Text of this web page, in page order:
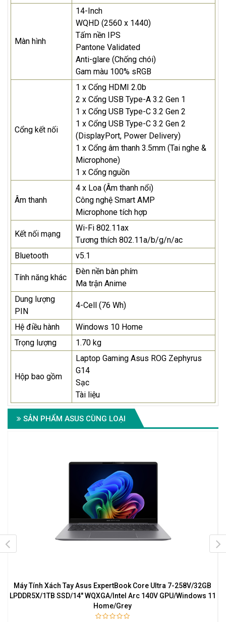
Màn hình
14-Inch
WQHD (2560 x 1440)
Tấm nền IPS
Pantone Validated
Anti-glare (Chống chói)
Gam màu 100% sRGB
Cổng kết nối
1 x Cổng HDMI 2.0b
2 x Cổng USB Type-A 3.2 Gen 1
1 x Cổng USB Type-C 3.2 Gen 2
1 x Cổng USB Type-C 3.2 Gen 2
(DisplayPort, Power Delivery)
1 x Cổng âm thanh 3.5mm (Tai nghe &
Microphone)
1 x Cổng nguồn
Âm thanh
4 x Loa (Âm thanh nổi)
Công nghệ Smart AMP
Microphone tích hợp
Kết nối mạng
Wi-Fi 802.11ax
Tương thích 802.11a/b/g/n/ac
Bluetooth
v5.1
Tính năng khác
Đèn nền bàn phím
Ma trận Anime
Dung lượng
PIN
4-Cell (76 Wh)
Hệ điều hành
Windows 10 Home
Trọng lượng
1.70 kg
Hộp bao gồm
Laptop Gaming Asus ROG Zephyrus
G14
Sạc
Tài liệu
SẢN PHẨM ASUS CÙNG LOẠI
Máy Tính Xách Tay Asus ExpertBook Core Ultra 7-258V/32GB
LPDDR5X/1TB SSD/14" WQXGA/Intel Arc 140V GPU/Windows 11
Home/Grey